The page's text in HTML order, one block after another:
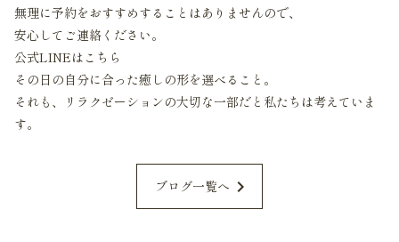
無理に予約をおすすめすることはありませんので、
安心してご連絡ください。
公式LINEはこちら
その日の自分に合った癒しの形を選べること。
それも、リラクゼーションの大切な一部だと私たちは考えていま
す。
ブログ一覧へ chevron_right